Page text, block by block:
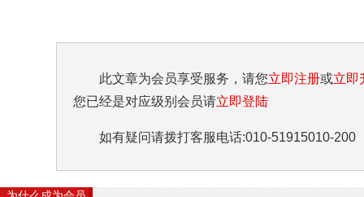
此文章为会员享受服务，请您立即注册或立即
您已经是对应级别会员请立即登陆
如有疑问请拨打客服电话:010-51915010-200